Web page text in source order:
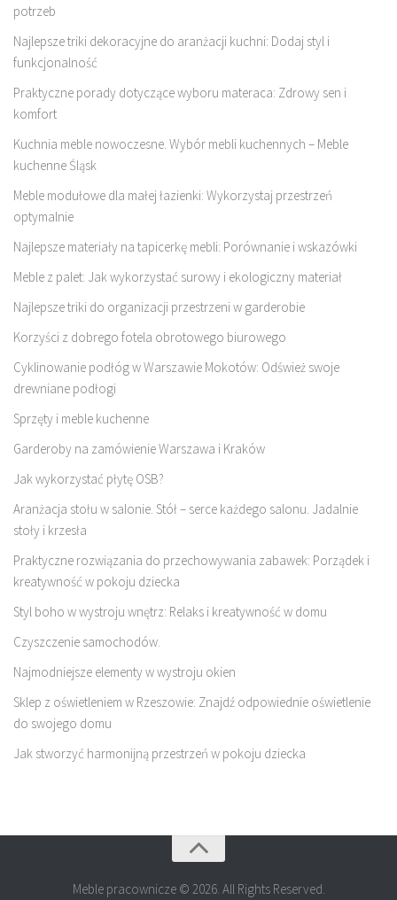
potrzeb
Najlepsze triki dekoracyjne do aranżacji kuchni: Dodaj styl i
funkcjonalność
Praktyczne porady dotyczące wyboru materaca: Zdrowy sen i
komfort
Kuchnia meble nowoczesne. Wybór mebli kuchennych – Meble
kuchenne Śląsk
Meble modułowe dla małej łazienki: Wykorzystaj przestrzeń
optymalnie
Najlepsze materiały na tapicerkę mebli: Porównanie i wskazówki
Meble z palet: Jak wykorzystać surowy i ekologiczny materiał
Najlepsze triki do organizacji przestrzeni w garderobie
Korzyści z dobrego fotela obrotowego biurowego
Cyklinowanie podłóg w Warszawie Mokotów: Odśwież swoje
drewniane podłogi
Sprzęty i meble kuchenne
Garderoby na zamówienie Warszawa i Kraków
Jak wykorzystać płytę OSB?
Aranżacja stołu w salonie. Stół – serce każdego salonu. Jadalnie
stoły i krzesła
Praktyczne rozwiązania do przechowywania zabawek: Porządek i
kreatywność w pokoju dziecka
Styl boho w wystroju wnętrz: Relaks i kreatywność w domu
Czyszczenie samochodów.
Najmodniejsze elementy w wystroju okien
Sklep z oświetleniem w Rzeszowie: Znajdź odpowiednie oświetlenie
do swojego domu
Jak stworzyć harmonijną przestrzeń w pokoju dziecka
Meble pracownicze © 2026. All Rights Reserved.